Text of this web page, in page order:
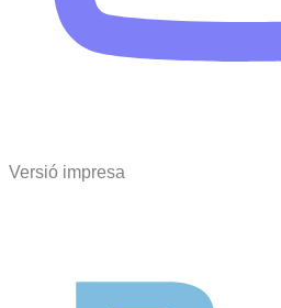
Versió impresa